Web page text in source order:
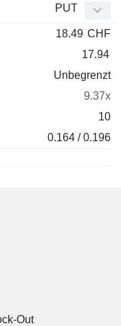
PUT
18.49 CHF
17.94
Unbegrenzt
9.37x
10
0.164 / 0.196
Out